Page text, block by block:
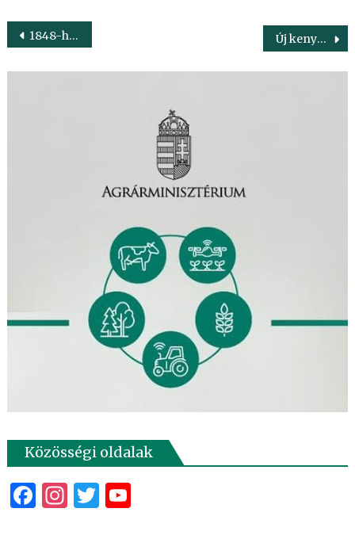
Bejegyzés
navigáció
1848-hoz hasonlóan most is békét akarunk, hogy tovább épülhessen az ország Új kenyérgyár alapkövét tették le Tatán
Közösségi oldalak
Facebook
Instagram
Twitter
YouTube